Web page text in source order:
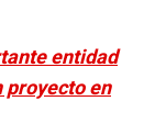
entidad
en